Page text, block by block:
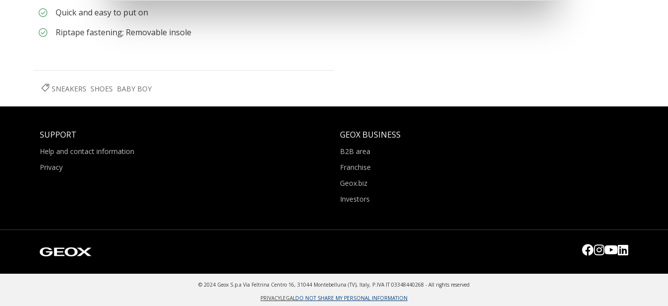
Quick and easy to put on
Riptape fastening; Removable insole
SNEAKERS SHOES BABY BOY
SUPPORT
Help and contact information
Privacy
GEOX BUSINESS
B2B area
Franchise
Geox.biz
Investors
© 2024 Geox S.p.a Via Feltrina Centro 16, 31044 Montebelluna (TV), Italy, P.IVA IT 03348440268 - All rights reserved
PRIVACYLEGALDO NOT SHARE MY PERSONAL INFORMATION